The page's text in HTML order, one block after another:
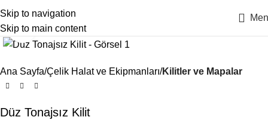
Skip to navigation
Skip to main content
Click to enlarge
Ana Sayfa Çelik Halat ve Ekipmanları Kilitler ve Mapalar
Düz Tonajsız Kilit